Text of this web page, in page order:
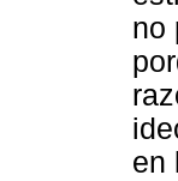
no
en